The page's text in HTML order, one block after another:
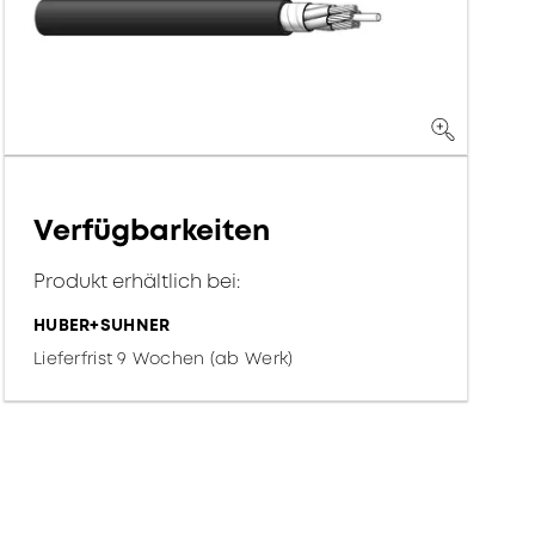
Verfügbarkeiten
Produkt erhältlich bei:
HUBER+SUHNER
Lieferfrist 9 Wochen (ab Werk)